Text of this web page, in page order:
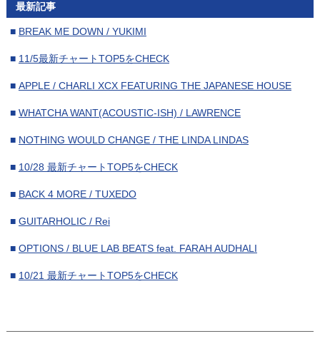
■ 2023年12月 (16)
■ 2023年11月(17)
■ 2023年10月 (17)
■ 2023年9月 (15)
■ 2023年8月 (19)
■ 2023年7月(16)
■ 2023年6月(17)
■ 2023年5月(18)
■ 2023年4月 (16)
■ 2023年3月(17)
最新記事
■ BREAK ME DOWN / YUKIMI
■ 11/5最新チャートTOP5をCHECK
■ APPLE / CHARLI XCX FEATURING THE JAPANESE HOUSE
■ WHATCHA WANT(ACOUSTIC-ISH) / LAWRENCE
■ NOTHING WOULD CHANGE / THE LINDA LINDAS
■ 10/28 最新チャートTOP5をCHECK
■ BACK 4 MORE / TUXEDO
■ GUITARHOLIC / Rei
■ OPTIONS / BLUE LAB BEATS feat. FARAH AUDHALI
■ 10/21 最新チャートTOP5をCHECK